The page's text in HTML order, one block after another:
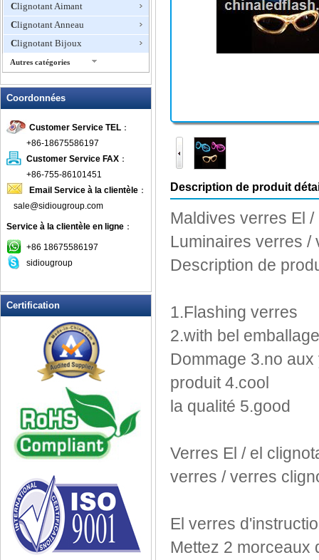
Clignotant Aimant
Clignotant Anneau
Clignotant Bijoux
Autres catégories
Clignotant Collier
Clignotant mini ventilateur
Clignotant ouvreur de vin
Clignotant robinet de douche
Clignotant T-shirts
Clignotant Verres à Bière
clignoter l'horloge
Coaster LED
Colliers LED Pet Articles
à LED
Douche LED Rasage Mirror
EL autocollant de voiture
EL clignotant T-shirt
EL Light Badge voiture
Ice Cube clignotant
Nouveautés
Jouets yoyos
Jusqu'à LED Couteaux
LED clés Bottle Openers chaîne
LED clignotant Balls
LED clignotant Clapper
LED clignotant Dice
Coordonnées
Customer Service TEL ：
+86-18675586197
Customer Service FAX ：
+86-755-86101451
Email Service à la clientèle ：
sale@sidiougroup.com
Service à la clientèle en ligne ：
+86 18675586197
sidiougroup
Certification
Description de produit
Maldives verres El /
Luminaires verres /
Description de
1.Flashing verres
2.with bel emballage
Dommage 3.no aux
produit 4.cool
la qualité 5.good
Verres El / el
verres / verres
El verres
Mettez 2 morceaux